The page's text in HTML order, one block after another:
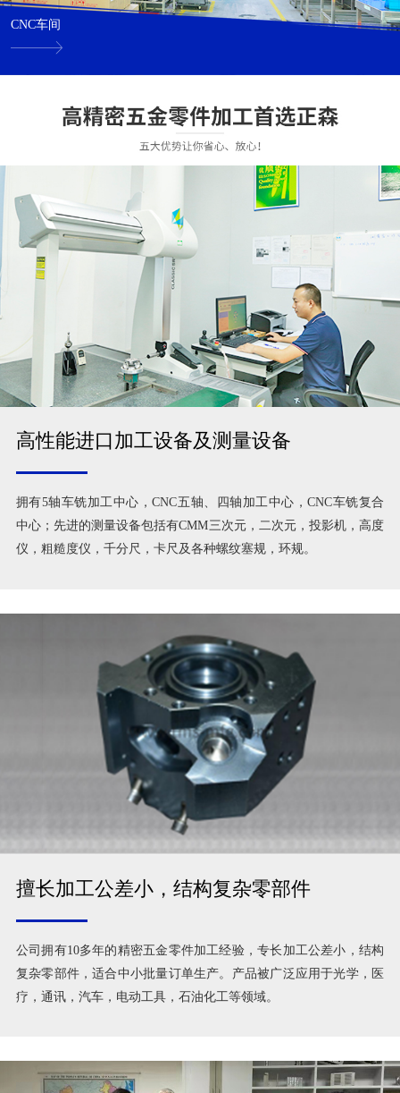
CNC车间
高性能进口加工设备及测量设备
拥有5轴车铣加工中心，CNC五轴、四轴加工中心，CNC车铣复合
中心；先进的测量设备包括有CMM三次元，二次元，投影机，高度
仪，粗糙度仪，千分尺，卡尺及各种螺纹塞规，环规。
擅长加工公差小，结构复杂零部件
公司拥有10多年的精密五金零件加工经验，专长加工公差小，结构
复杂零部件，适合中小批量订单生产。产品被广泛应用于光学，医
疗，通讯，汽车，电动工具，石油化工等领域。